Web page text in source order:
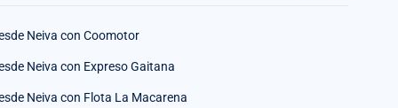
Neiva con Coomotor
Neiva con Expreso Gaitana
Neiva con Flota La Macarena